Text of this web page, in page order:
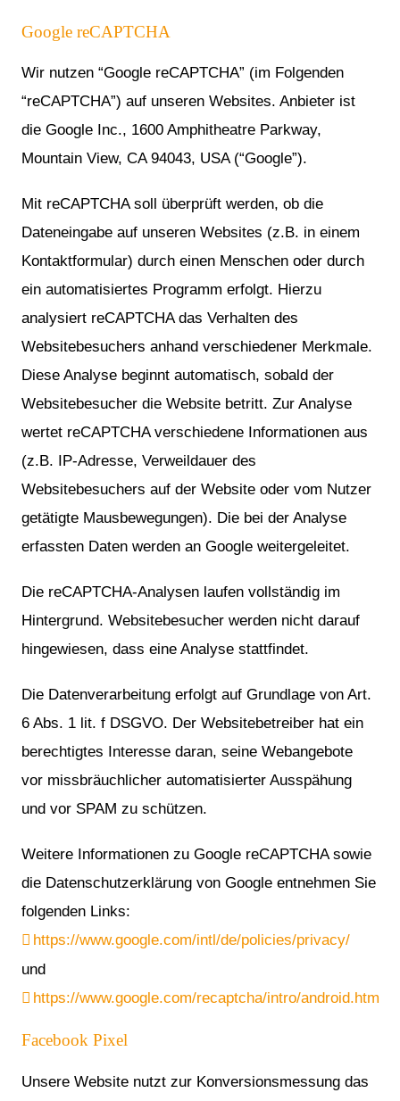
Google reCAPTCHA
Wir nutzen “Google reCAPTCHA” (im Folgenden
“reCAPTCHA”) auf unseren Websites. Anbieter ist
die Google Inc., 1600 Amphitheatre Parkway,
Mountain View, CA 94043, USA (“Google”).
Mit reCAPTCHA soll überprüft werden, ob die
Dateneingabe auf unseren Websites (z.B. in einem
Kontaktformular) durch einen Menschen oder durch
ein automatisiertes Programm erfolgt. Hierzu
analysiert reCAPTCHA das Verhalten des
Websitebesuchers anhand verschiedener Merkmale.
Diese Analyse beginnt automatisch, sobald der
Websitebesucher die Website betritt. Zur Analyse
wertet reCAPTCHA verschiedene Informationen aus
(z.B. IP-Adresse, Verweildauer des
Websitebesuchers auf der Website oder vom Nutzer
getätigte Mausbewegungen). Die bei der Analyse
erfassten Daten werden an Google weitergeleitet.
Die reCAPTCHA-Analysen laufen vollständig im
Hintergrund. Websitebesucher werden nicht darauf
hingewiesen, dass eine Analyse stattfindet.
Die Datenverarbeitung erfolgt auf Grundlage von Art.
6 Abs. 1 lit. f DSGVO. Der Websitebetreiber hat ein
berechtigtes Interesse daran, seine Webangebote
vor missbräuchlicher automatisierter Ausspähung
und vor SPAM zu schützen.
Weitere Informationen zu Google reCAPTCHA sowie
die Datenschutzerklärung von Google entnehmen Sie
folgenden Links:
https://www.google.com/intl/de/policies/privacy/
und
https://www.google.com/recaptcha/intro/android.html
Facebook Pixel
Unsere Website nutzt zur Konversionsmessung das